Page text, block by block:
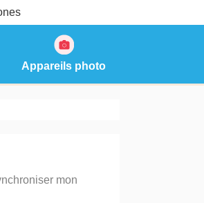
Appareils photo
mon